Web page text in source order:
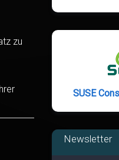
zu
SUSE
Newsletter